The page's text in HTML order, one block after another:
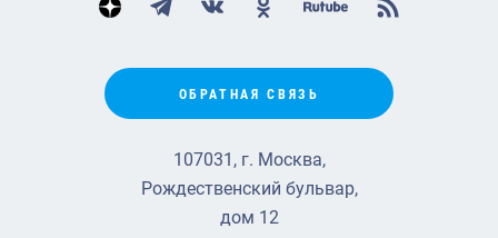
ОБРАТНАЯ СВЯЗЬ
107031, г. Москва,
Рождественский бульвар,
дом 12